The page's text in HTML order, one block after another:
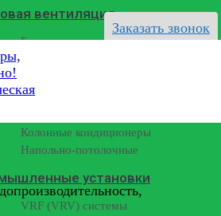
Заказать звонок
вентиляция
Бризеры
кондиционеры
Канальные кондиционеры
Колонные кондиционеры
Напольно-потолочные
установки
VRF (VRV) системы